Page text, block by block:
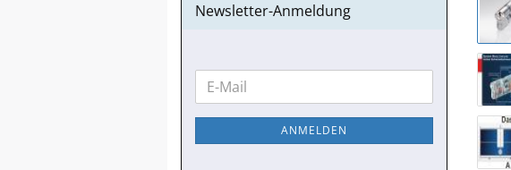
Newsletter-Anmeldung
WEITER
ZUR
NEWSLETTER-
ANMELDUNG
E-
Mail
ANMELDEN